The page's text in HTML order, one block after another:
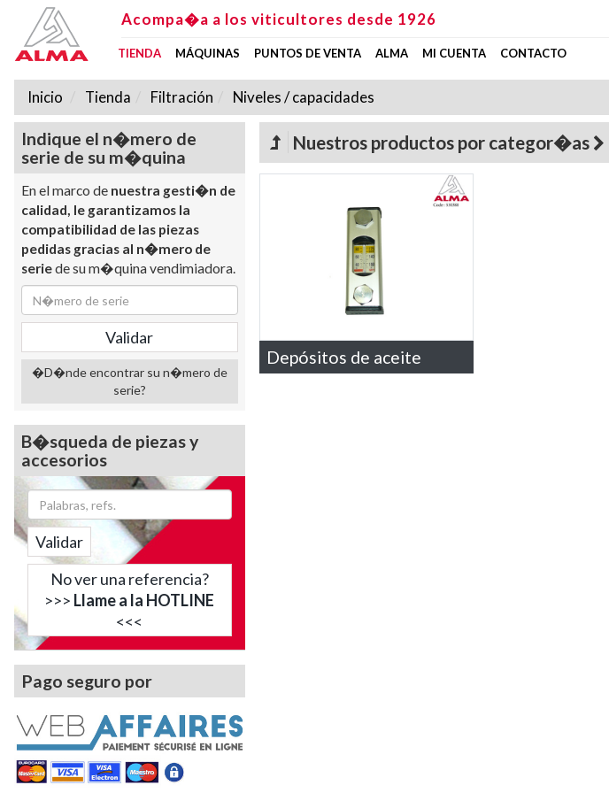
Acompa�a a los viticultores desde 1926
TIENDA MÁQUINAS PUNTOS DE VENTA ALMA MI CUENTA CONTACTO
Inicio Tienda Filtración Niveles / capacidades
Indique el n�mero de
serie de su m�quina
En el marco de nuestra gesti�n de
calidad, le garantizamos la
compatibilidad de las piezas
pedidas gracias al n�mero de
seriede su m�quina vendimiadora.
�D�nde encontrar su n�mero de
serie?
B�squeda de piezas y
accesorios
Validar
No ver una referencia?
>>> Llame a la HOTLINE
<<<
Pago seguro por
Nuestros productos por categor�as
Depósitos de aceite